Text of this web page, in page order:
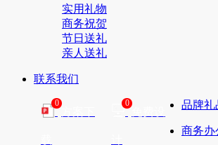
实用礼物
商务祝贺
节日送礼
亲人送礼
联系我们
0 0 品牌礼
商务办